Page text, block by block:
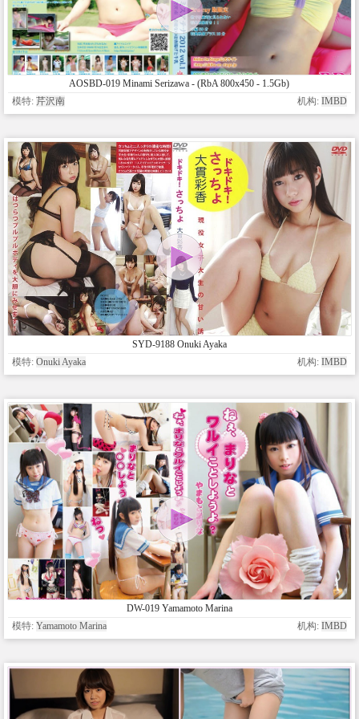
AOSBD-019 Minami Serizawa - (RbA 800x450 - 1.5Gb)
模特: 芹沢南 机构: IMBD
SYD-9188 Onuki Ayaka
模特: Onuki Ayaka 机构: IMBD
DW-019 Yamamoto Marina
模特: Yamamoto Marina 机构: IMBD